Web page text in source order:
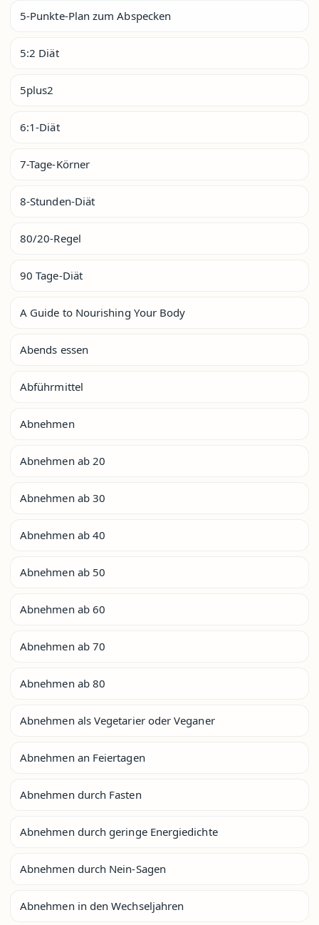
5-Punkte-Plan zum Abspecken
5:2 Diät
5plus2
6:1-Diät
7-Tage-Körner
8-Stunden-Diät
80/20-Regel
90 Tage-Diät
A Guide to Nourishing Your Body
Abends essen
Abführmittel
Abnehmen
Abnehmen ab 20
Abnehmen ab 30
Abnehmen ab 40
Abnehmen ab 50
Abnehmen ab 60
Abnehmen ab 70
Abnehmen ab 80
Abnehmen als Vegetarier oder Veganer
Abnehmen an Feiertagen
Abnehmen durch Fasten
Abnehmen durch geringe Energiedichte
Abnehmen durch Nein-Sagen
Abnehmen in den Wechseljahren